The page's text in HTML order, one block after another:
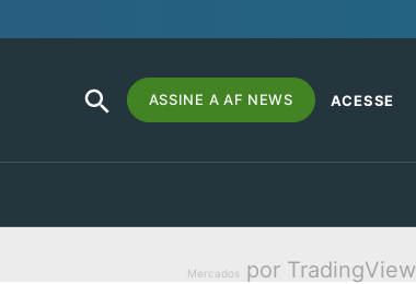
Search
for:
SEARCH
BUTTON
ASSINE A AF NEWS ACESSE
Mercados por TradingView